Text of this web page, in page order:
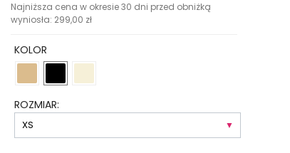
Najniższa cena w okresie 30 dni przed obniżką
wyniosła: 299,00 zł
KOLOR
ROZMIAR: